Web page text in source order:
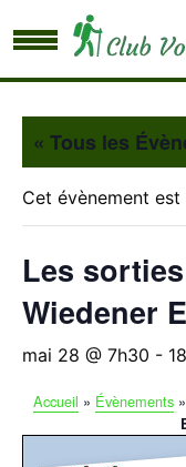
« Tous les
Cet évènement est
Les
Wiedener
mai 28 @ 7h30 -
Accueil » Évènements »